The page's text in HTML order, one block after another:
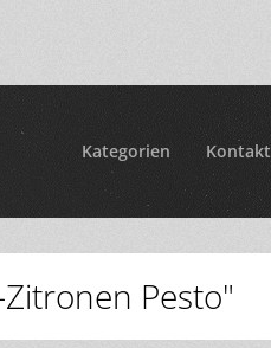
Kategorien Kontakt
Pesto"